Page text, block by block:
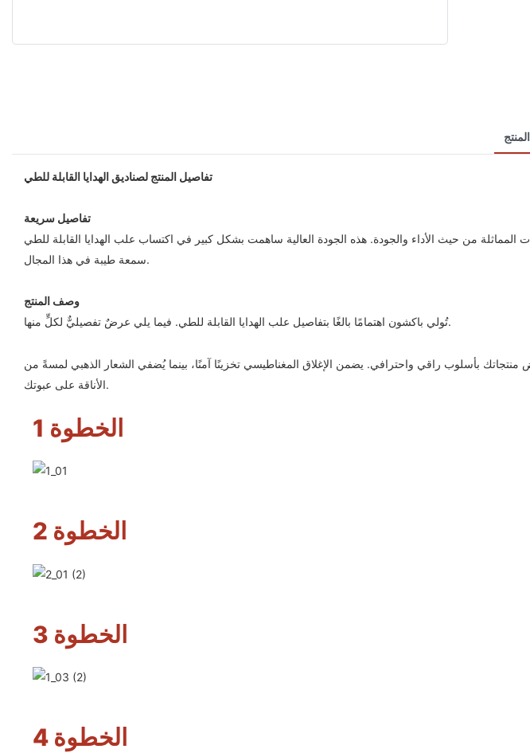
تفاصيل المنتج لصناديق الهدايا القابلة للطي
تفاصيل سريعة
المماثلة من حيث الأداء والجودة. هذه الجودة العالية ساهمت بشكل كبير في اكتساب علب الهدايا القابلة للطي
سمعة طيبة في هذا المجال.
وصف المنتج
تُولي باكشون اهتمامًا بالغًا بتفاصيل علب الهدايا القابلة للطي. فيما يلي عرضٌ تفصيليٌّ لكلٍّ منها.
بأسلوب راقي واحترافي. يضمن الإغلاق المغناطيسي تخزينًا آمنًا، بينما يُضفي الشعار الذهبي لمسةً من
الأناقة على عبوتك.
الخطوة 1
الخطوة 2
الخطوة 3
الخطوة 4